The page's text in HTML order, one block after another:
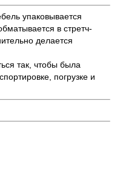
упаковывается
в стретч-
делается
так, чтобы была
погрузке и